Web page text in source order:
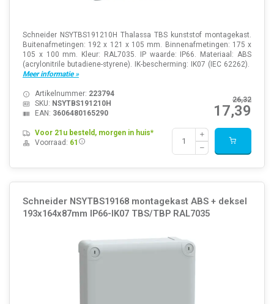
Schneider NSYTBS191210H Thalassa TBS kunststof montagekast.
Buitenafmetingen: 192 x 121 x 105 mm. Binnenafmetingen: 175 x
105 x 100 mm. Kleur: RAL7035. IP waarde: IP66. Materiaal: ABS
(acrylonitrile butadiene-styrene). IK-bescherming: IK07 (IEC 62262).
Meer informatie »
26,32
17,39
Artikelnummer: 223794
SKU: NSYTBS191210H
EAN: 3606480165290
Voor 21u besteld, morgen in huis*
Voorraad: 61
Schneider NSYTBS19168 montagekast ABS + deksel
193x164x87mm IP66-IK07 TBS/TBP RAL7035